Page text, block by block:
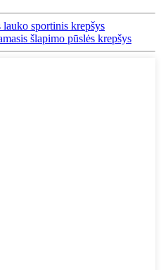
lauko sportinis krepšys
šlapimo pūslės krepšys